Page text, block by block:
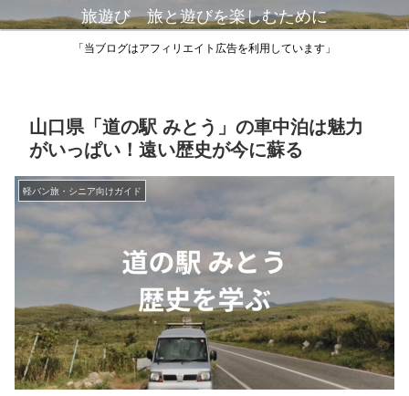
旅遊び 旅と遊びを楽しむために
「当ブログはアフィリエイト広告を利用しています」
山口県「道の駅 みとう」の車中泊は魅力
がいっぱい！遠い歴史が今に蘇る
軽バン旅・シニア向けガイド